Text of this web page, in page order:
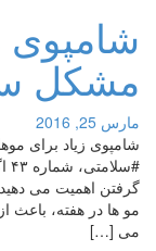
شامپوی
مشکل
مارس 25, 2016
شامپوی زیاد برای
گرفتن اهمیت می
مو ها در هفته، باعث
می […]